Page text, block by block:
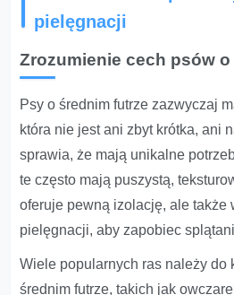
pielęgnacji
Zrozumienie cech psów
Psy o średnim futrze zazwyczaj
która nie jest ani zbyt krótka, ani
sprawia, że mają unikalne
te często mają puszystą,
oferuje pewną izolację, ale także
pielęgnacji, aby zapobiec
Wiele popularnych ras należy do
średnim futrze, takich jak